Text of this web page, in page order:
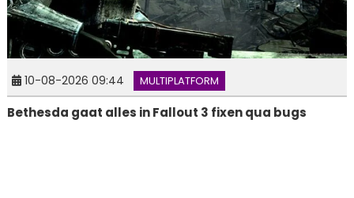
10-08-2026 09:44 MULTIPLATFORM
Bethesda gaat alles in Fallout 3 fixen qua bugs